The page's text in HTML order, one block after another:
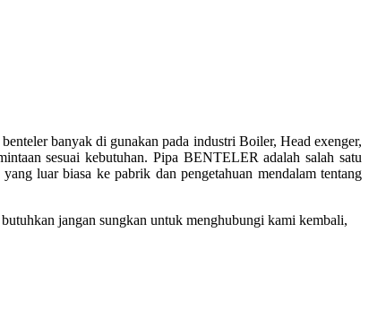
banyak di gunakan pada industri Boiler, Head exenger,
sesuai kebutuhan. Pipa BENTELER adalah salah satu
luar biasa ke pabrik dan pengetahuan mendalam tentang
jangan sungkan untuk menghubungi kami kembali,